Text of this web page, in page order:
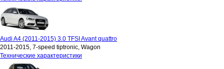
Audi A4 (2011-2015) 3.0 TFSI Avant quattro
2011-2015, 7-speed tiptronic, Wagon
Технические характеристики